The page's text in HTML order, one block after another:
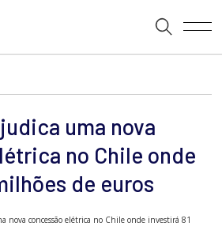
uma nova
no Chile onde
de euros